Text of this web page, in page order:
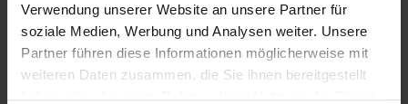
Verwendung unserer Website an unsere Partner für
soziale Medien, Werbung und Analysen weiter. Unsere
Partner führen diese Informationen möglicherweise mit
weiteren Daten zusammen, die Sie ihnen bereitgestellt
haben oder die sie im Rahmen Ihrer Nutzung der Dienste
Produktdetails
Versand & Zahlung